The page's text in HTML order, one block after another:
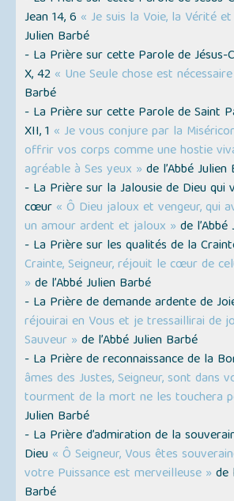
Jean 14, 6 « Je suis la Voie, la Vérité
Julien Barbé
- La Prière sur cette Parole de Jésus-
X, 42 « Une Seule chose est
Barbé
- La Prière sur cette Parole de Saint
XII, 1 « Je vous conjure par la
offrir vos corps comme une hostie
agréable à Ses yeux »de l’Abbé Julien
- La Prière sur la Jalousie de Dieu
cœur « Ô Dieu jaloux et vengeur, qui
un amour ardent et jaloux » de
- La Prière sur les qualités de la
Crainte, Seigneur, réjouit le cœur de
» de l’Abbé Julien Barbé
- La Prière de demande ardente de
réjouirai en Vous et je tressaillirai de
Sauveur » de l’Abbé Julien Barbé
- La Prière de reconnaissance de la
âmes des Justes, Seigneur, sont dans
tourment de la mort ne les touchera
Julien Barbé
- La Prière d’admiration de la
Dieu « Ô Seigneur, Vous êtes
votre Puissance est merveilleuse » de
Barbé